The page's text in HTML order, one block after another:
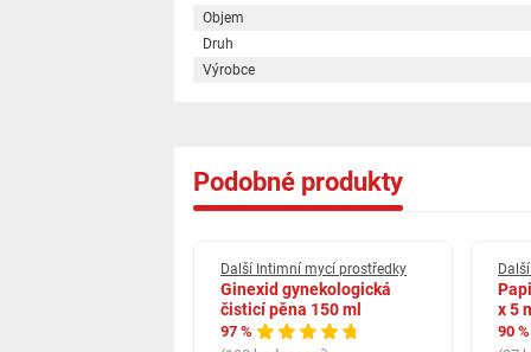
Objem
Druh
Výrobce
Podobné produkty
Další Intimní mycí prostředky
Ginexid gynekologická
čisticí pěna 150 ml
97 %
x 5
90 %